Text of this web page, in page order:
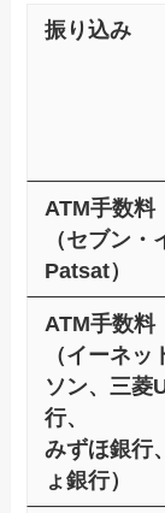
振り込み
ATM手数料
（セブン・
Patsat）
ATM手数料
（イーネッ
ソン、三菱
行、
みずほ銀行
ょ銀行）